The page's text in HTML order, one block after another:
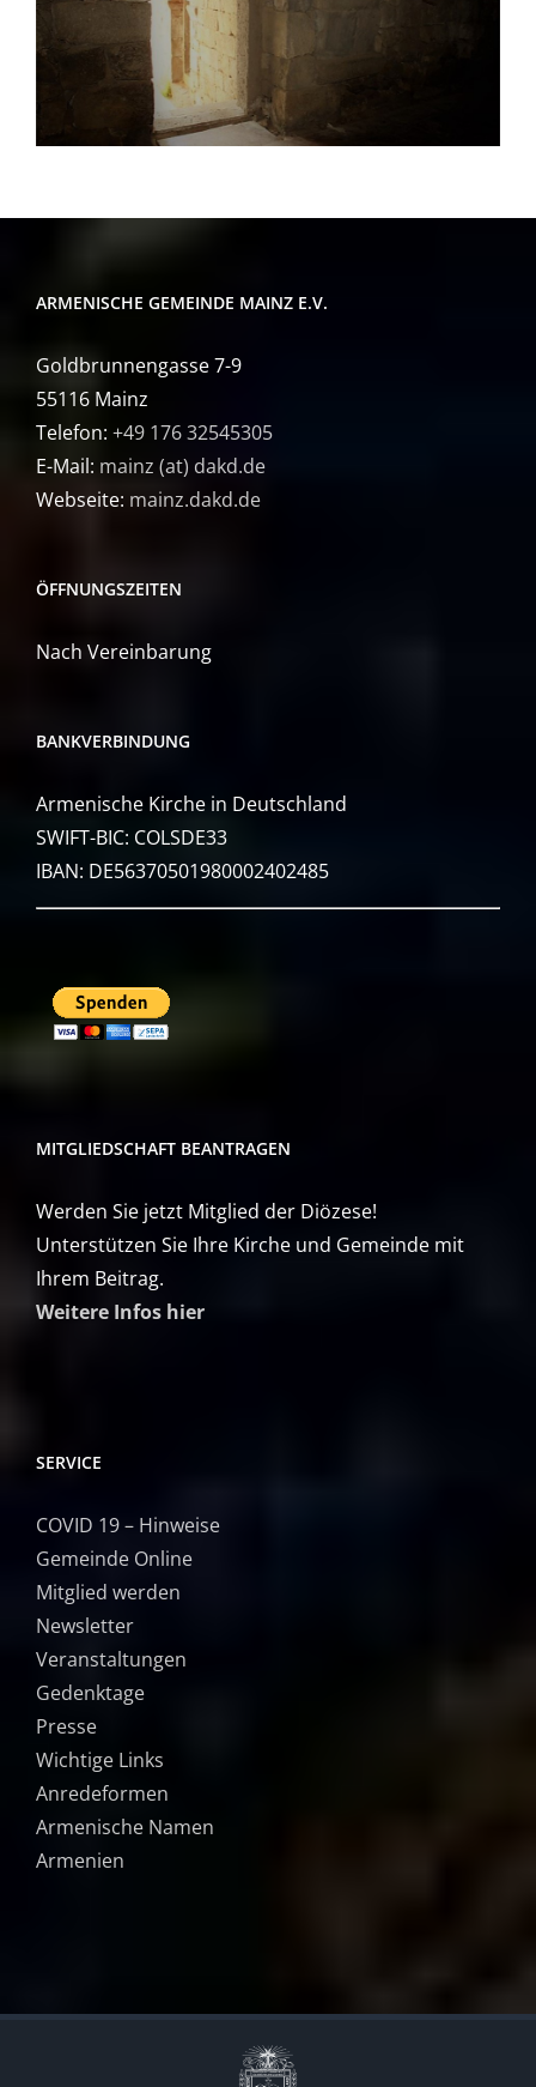
ARMENISCHE GEMEINDE MAINZ E.V.
Goldbrunnengasse 7-9
55116 Mainz
Telefon: +49 176 32545305
E-Mail: mainz (at) dakd.de
Webseite: mainz.dakd.de
ÖFFNUNGSZEITEN
Nach Vereinbarung
BANKVERBINDUNG
Armenische Kirche in Deutschland
SWIFT-BIC: COLSDE33
IBAN: DE56370501980002402485
MITGLIEDSCHAFT BEANTRAGEN
Werden Sie jetzt Mitglied der Diözese!
Unterstützen Sie Ihre Kirche und Gemeinde mit
Ihrem Beitrag.
Weitere Infos hier
SERVICE
COVID 19 – Hinweise
Gemeinde Online
Mitglied werden
Newsletter
Veranstaltungen
Gedenktage
Presse
Wichtige Links
Anredeformen
Armenische Namen
Armenien